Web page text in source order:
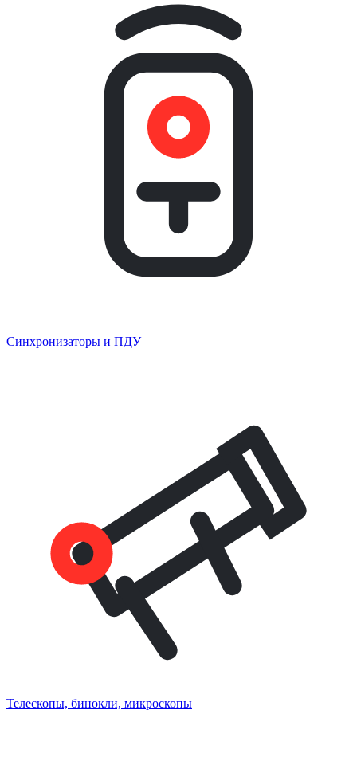
Синхронизаторы и ПДУ
Телескопы, бинокли, микроскопы